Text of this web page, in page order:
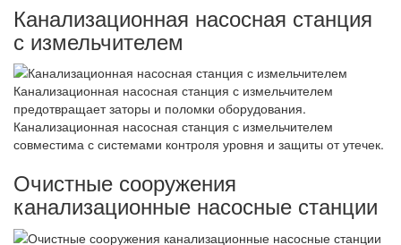
Канализационная насосная станция
с измельчителем
Канализационная насосная станция с измельчителем
предотвращает заторы и поломки оборудования.
Канализационная насосная станция с измельчителем
совместима с системами контроля уровня и защиты от утечек.
Очистные сооружения
канализационные насосные станции